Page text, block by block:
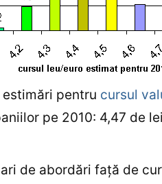
pentru cursul
pe 2010: 4,47 de
de abordări faţă de